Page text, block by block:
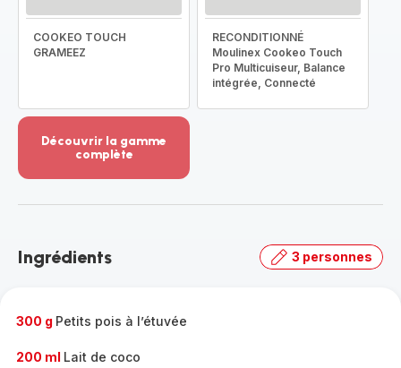
COOKEO TOUCH
GRAMEEZ
RECONDITIONNÉ
Moulinex Cookeo Touch
Pro Multicuiseur, Balance
intégrée, Connecté
Découvrir la gamme
complète
-
gamme
Ingrédients 3 personnes
300 g Petits pois à l’étuvée
200 ml Lait de coco